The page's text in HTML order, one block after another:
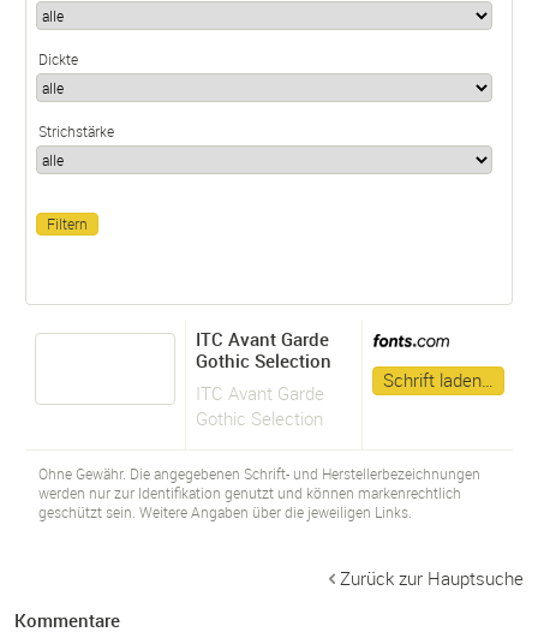
Dickte
Strichstärke
ITC Avant Garde
Gothic Selection
ITC Avant Garde
Gothic Selection
Schrift laden…
Ohne Gewähr. Die angegebenen Schrift- und Herstellerbezeichnungen
werden nur zur Identifikation genutzt und können markenrechtlich
geschützt sein. Weitere Angaben über die jeweiligen Links.
Zurück zur Hauptsuche
Kommentare